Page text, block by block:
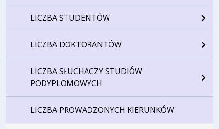
LICZBA STUDENTÓW
LICZBA DOKTORANTÓW
LICZBA SŁUCHACZY STUDIÓW
PODYPLOMOWYCH
LICZBA PROWADZONYCH KIERUNKÓW